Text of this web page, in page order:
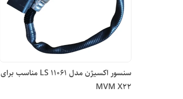
سنسور اکسیژن مدل LS 11061 مناسب برای
MVM X22